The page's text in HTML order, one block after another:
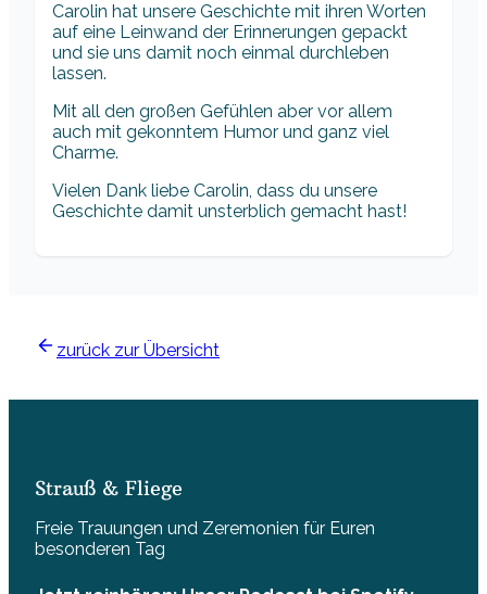
Carolin hat unsere Geschichte mit ihren Worten
auf eine Leinwand der Erinnerungen gepackt
und sie uns damit noch einmal durchleben
lassen.
Mit all den großen Gefühlen aber vor allem
auch mit gekonntem Humor und ganz viel
Charme.
Vielen Dank liebe Carolin, dass du unsere
Geschichte damit unsterblich gemacht hast!
zurück zur Übersicht
Strauß & Fliege
Freie Trauungen und Zeremonien für Euren
besonderen Tag